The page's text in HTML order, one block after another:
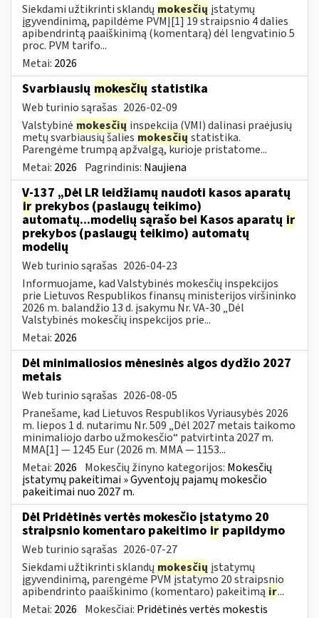
Siekdami užtikrinti sklandų mokesčių įstatymų
įgyvendinimą, papildėme PVMĮ[1] 19 straipsnio 4 dalies
apibendrintą paaiškinimą (komentarą) dėl lengvatinio 5
proc. PVM tarifo...
Metai: 2026
Svarbiausių mokesčių statistika
Web turinio sąrašas 2026-02-09
Valstybinė mokesčių inspekcija (VMI) dalinasi praėjusių
metų svarbiausių šalies mokesčių statistika.
Parengėme trumpą apžvalgą, kurioje pristatome...
Metai: 2026 Pagrindinis: Naujiena
V-137 „Dėl LR leidžiamų naudoti kasos aparatų
ir prekybos (paslaugų teikimo)
automatų...modelių sąrašo bei Kasos aparatų ir
prekybos (paslaugų teikimo) automatų
modelių
Web turinio sąrašas 2026-04-23
Informuojame, kad Valstybinės mokesčių inspekcijos
prie Lietuvos Respublikos finansų ministerijos viršininko
2026 m. balandžio 13 d. įsakymu Nr. VA-30 „Dėl
Valstybinės mokesčių inspekcijos prie...
Metai: 2026
Dėl minimaliosios mėnesinės algos dydžio 2027
metais
Web turinio sąrašas 2026-08-05
Pranešame, kad Lietuvos Respublikos Vyriausybės 2026
m. liepos 1 d. nutarimu Nr. 509 „Dėl 2027 metais taikomo
minimaliojo darbo užmokesčio“ patvirtinta 2027 m.
MMA[1] — 1245 Eur (2026 m. MMA — 1153...
Metai: 2026 Mokesčių žinyno kategorijos: Mokesčių
įstatymų pakeitimai » Gyventojų pajamų mokesčio
pakeitimai nuo 2027 m.
Dėl Pridėtinės vertės mokesčio įstatymo 20
straipsnio komentaro pakeitimo ir papildymo
Web turinio sąrašas 2026-07-27
Siekdami užtikrinti sklandų mokesčių įstatymų
įgyvendinimą, parengėme PVM įstatymo 20 straipsnio
apibendrinto paaiškinimo (komentaro) pakeitimą ir...
Metai: 2026 Mokesčiai: Pridėtinės vertės mokestis